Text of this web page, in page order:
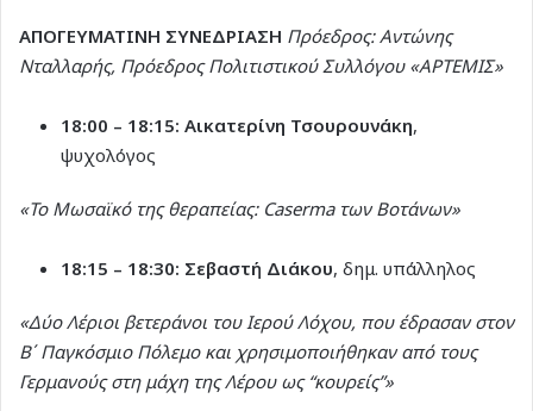
ΑΠΟΓΕΥΜΑΤΙΝΗ ΣΥΝΕΔΡΙΑΣΗ Πρόεδρος: Αντώνης
Νταλλαρής, Πρόεδρος Πολιτιστικού Συλλόγου «ΑΡΤΕΜΙΣ»
18:00 – 18:15: Αικατερίνη Τσουρουνάκη,
ψυχολόγος
«Το Μωσαϊκό της θεραπείας: Caserma των Βοτάνων»
18:15 – 18:30: Σεβαστή Διάκου, δημ. υπάλληλος
«Δύο Λέριοι βετεράνοι του Ιερού Λόχου, που έδρασαν στον
Β΄ Παγκόσμιο Πόλεμο και χρησιμοποιήθηκαν από τους
Γερμανούς στη μάχη της Λέρου ως “κουρείς”»